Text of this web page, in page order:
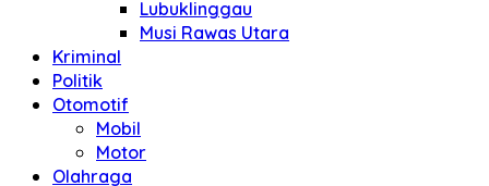
Lubuklinggau
Musi Rawas Utara
Kriminal
Politik
Otomotif
Mobil
Motor
Olahraga